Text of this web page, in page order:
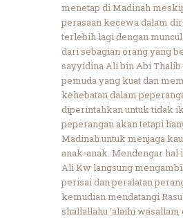
menetap di Madinah
perasaan kecewa dalam
terlebih lagi dengan
dari sebagian orang yang
sayyidina Ali bin Abi Thalib
pemuda yang kuat dan
kehebatan dalam
diperintahkan untuk tidak
peperangan akan tetapi
Madinah untuk menjaga
anak-anak. Mendengar hal
Ali Kw langsung
perisai dan peralatan
kemudian mendatangi
shallallahu ‘alaihi wasallam